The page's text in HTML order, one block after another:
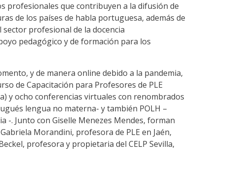
profesionales que contribuyen a la difusión de
de los países de habla portuguesa, además de
profesional de la docencia
pedagógico y de formación para los
y de manera online debido a la pandemia,
de Capacitación para Profesores de PLE
y ocho conferencias virtuales con renombrados
lengua no materna- y también POLH –
-. Junto con Giselle Menezes Mendes, forman
Morandini, profesora de PLE en Jaén,
profesora y propietaria del CELP Sevilla,